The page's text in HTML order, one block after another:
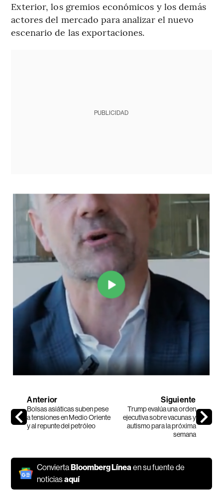
Exterior, los gremios económicos y los demás
actores del mercado para analizar el nuevo
escenario de las exportaciones.
PUBLICIDAD
Anterior
Bolsas asiáticas suben pese
a tensiones en Medio Oriente
y al repunte del petróleo
Siguiente
Trump evalúa una orden
ejecutiva sobre vacunas y
autismo para la próxima
semana
ConviertaBloomberg Línea en su fuente de
noticiasaquí